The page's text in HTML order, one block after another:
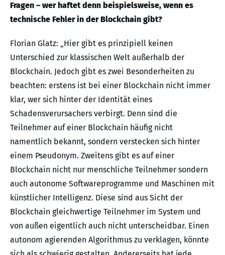
Fragen – wer haftet denn beispielsweise, wenn es
technische Fehler in der Blockchain gibt?
Florian Glatz: „Hier gibt es prinzipiell keinen
Unterschied zur klassischen Welt außerhalb der
Blockchain. Jedoch gibt es zwei Besonderheiten zu
beachten: erstens ist bei einer Blockchain nicht immer
klar, wer sich hinter der Identität eines
Schadensverursachers verbirgt. Denn sind die
Teilnehmer auf einer Blockchain häufig nicht
namentlich bekannt, sondern verstecken sich hinter
einem Pseudonym. Zweitens gibt es auf einer
Blockchain nicht nur menschliche Teilnehmer sondern
auch autonome Softwareprogramme und Maschinen mit
künstlicher Intelligenz. Diese sind aus Sicht der
Blockchain gleichwertige Teilnehmer im System und
von außen eigentlich auch nicht unterscheidbar. Einen
autonom agierenden Algorithmus zu verklagen, könnte